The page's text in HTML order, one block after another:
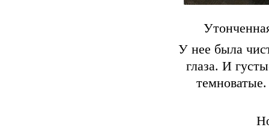
У нее была
глаза. И